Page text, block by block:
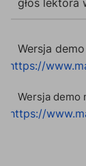
głos lektora
Wersja
https://
Wersja demo
https://